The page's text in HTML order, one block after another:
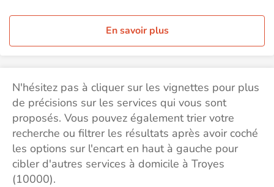
En savoir plus
N'hésitez pas à cliquer sur les vignettes pour plus
de précisions sur les services qui vous sont
proposés. Vous pouvez également trier votre
recherche ou filtrer les résultats après avoir coché
les options sur l'encart en haut à gauche pour
cibler d'autres services à domicile à Troyes
(10000).